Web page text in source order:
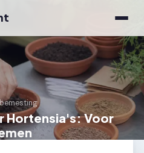
Hortensia's: Voor